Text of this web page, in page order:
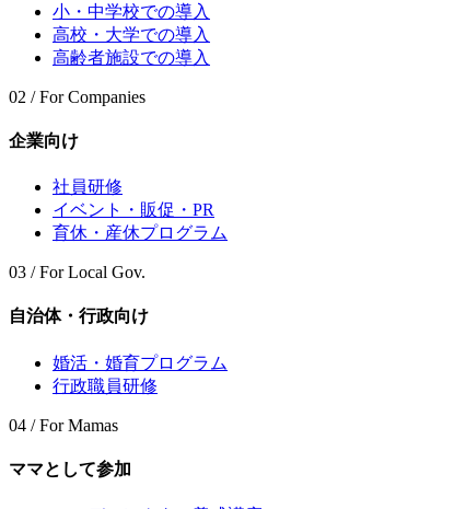
小・中学校での導入
高校・大学での導入
高齢者施設での導入
02 / For Companies
企業向け
社員研修
イベント・販促・PR
育休・産休プログラム
03 / For Local Gov.
自治体・行政向け
婚活・婚育プログラム
行政職員研修
04 / For Mamas
ママとして参加